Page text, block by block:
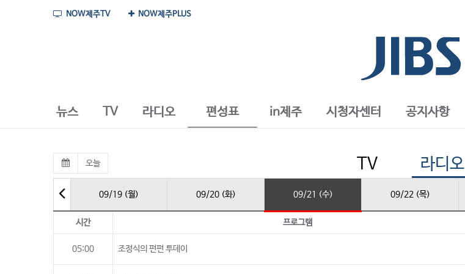
NOW제주PLUS
NOW제주TV
뉴스 TV 라디오 편성표 in제주 시청자센터 공지사항
오늘 TV 라디오
09/19 (월) 09/20 (화) 09/21 (수) 09/22 (목)
시간 프로그램
05:00 조정식의 펀펀 투데이